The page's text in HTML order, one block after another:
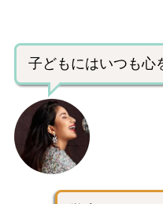
子どもにはいつも心